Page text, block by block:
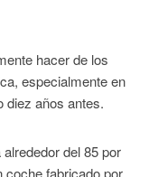
hacer de los
especialmente en
diez años antes.
del 85 por
coche fabricado por